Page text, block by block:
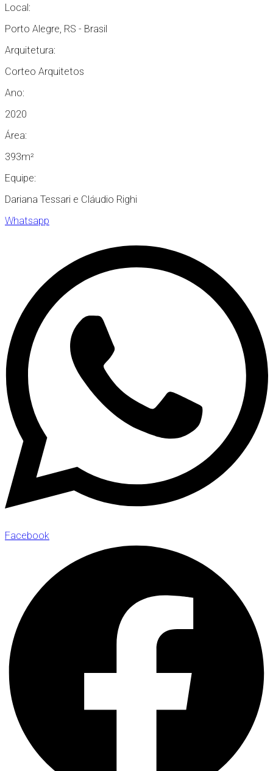
Local:
Porto Alegre, RS - Brasil
Arquitetura:
Corteo Arquitetos
Ano:
2020
Área:
393m²
Equipe:
Dariana Tessari e Cláudio Righi
Whatsapp
Facebook